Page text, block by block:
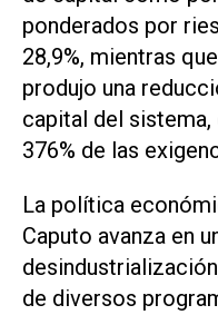
ponderados por
28,9%, mientras
produjo una
capital del
376% de las
La política
Caputo avanza en
de diversos